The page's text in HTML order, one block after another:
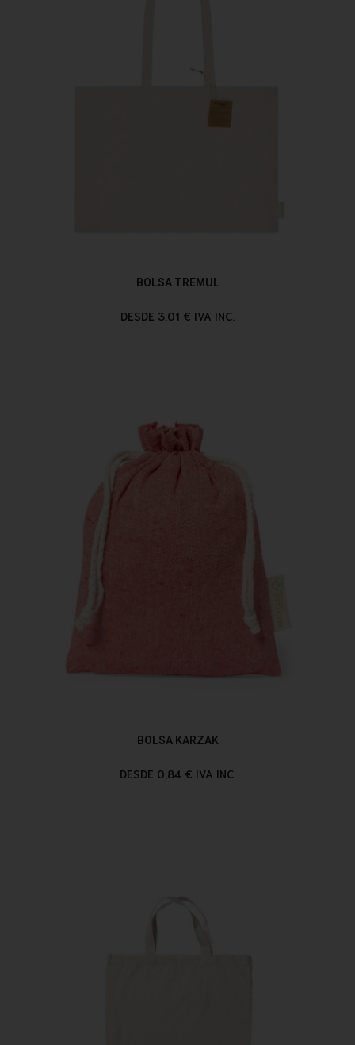
BOLSA TREMUL
DESDE 3,01 € IVA INC.
BOLSA KARZAK
DESDE 0,84 € IVA INC.